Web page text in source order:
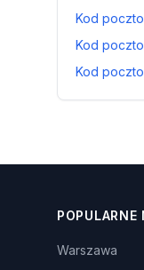
Kod
Kod
Kod
POPULARNE
Warszawa